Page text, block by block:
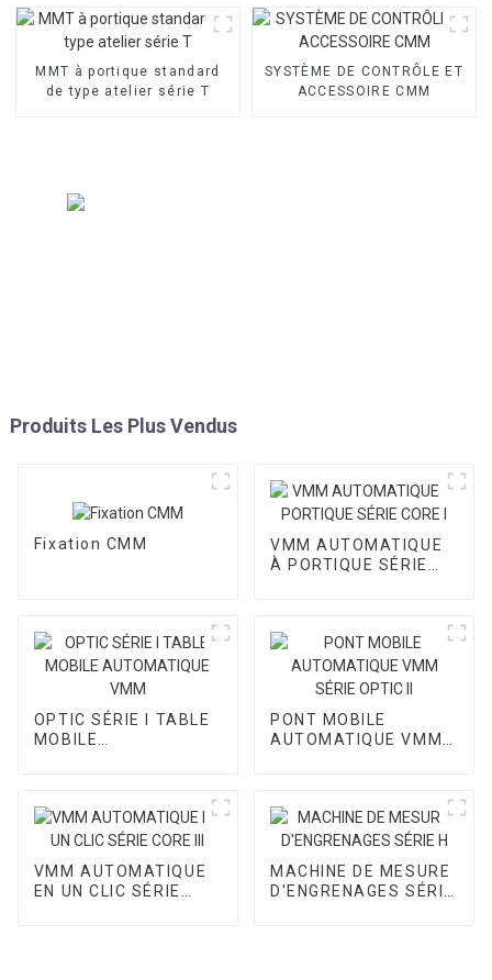
MMT à portique standard
de type atelier série T
SYSTÈME DE CONTRÔLE ET
ACCESSOIRE CMM
Produits Les Plus Vendus
Fixation CMM
VMM AUTOMATIQUE
À PORTIQUE SÉRIE
OPTIC SÉRIE I TABLE
MOBILE
PONT MOBILE
AUTOMATIQUE VMM
VMM AUTOMATIQUE
EN UN CLIC SÉRIE
MACHINE DE MESURE
D'ENGRENAGES SÉRIE